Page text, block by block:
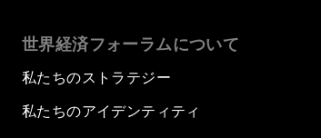
世界経済フォーラムについて
私たちのストラテジー
私たちのアイデンティティ